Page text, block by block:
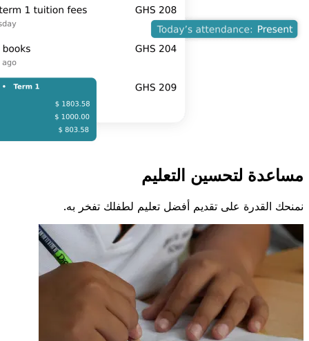
مساعدة لتحسين التعليم
نمنحك القدرة على تقديم أفضل تعليم لطفلك تفخر به.